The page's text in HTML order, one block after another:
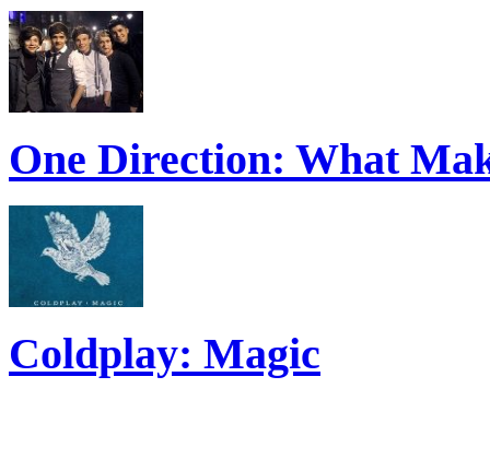
One Direction: What
Coldplay: Magic